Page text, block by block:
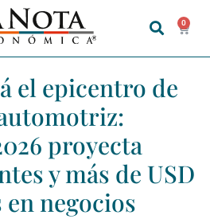
0
el epicentro de
proyecta
y más de USD
negocios